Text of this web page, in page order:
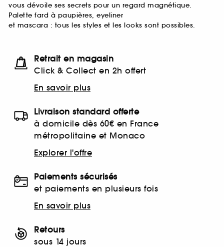
vous dévoile ses secrets pour un regard magnétique.
Palette fard à paupières, eyeliner
et mascara : tous les styles et les looks sont possibles.
Retrait en magasin
Click & Collect en 2h offert
En savoir plus
Livraison standard offerte
à domicile dès 60€ en France
métropolitaine et Monaco
Explorer l'offre
Paiements sécurisés
et paiements en plusieurs fois
En savoir plus
Retours
sous 14 jours